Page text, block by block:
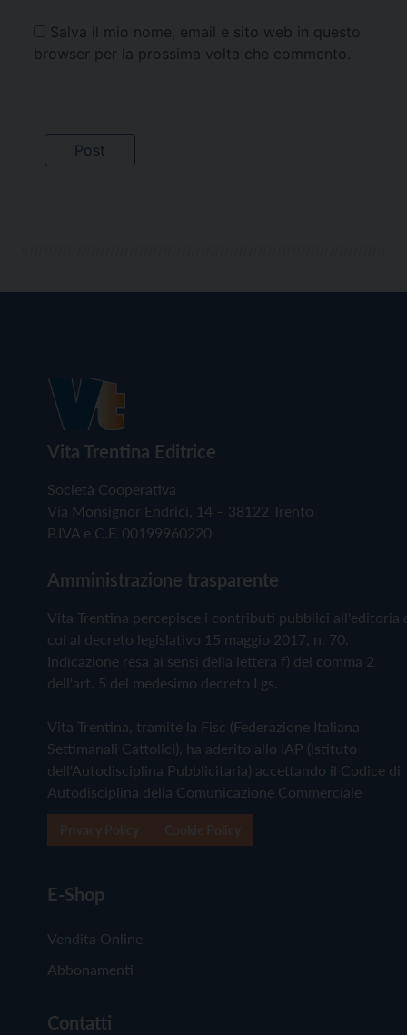
Salva il mio nome, email e sito web in questo
browser per la prossima volta che commento.
Vita Trentina Editrice
Società Cooperativa
Via Monsignor Endrici, 14 – 38122 Trento
P.IVA e C.F. 00199960220
Amministrazione trasparente
Vita Trentina percepisce i contributi pubblici all'editoria
cui al decreto legislativo 15 maggio 2017, n. 70.
Indicazione resa ai sensi della lettera f) del comma 2
dell'art. 5 del medesimo decreto Lgs.
Vita Trentina, tramite la Fisc (Federazione Italiana
Settimanali Cattolici), ha aderito allo IAP (Istituto
dell'Autodisciplina Pubblicitaria) accettando il Codice di
Autodisciplina della Comunicazione Commerciale
E-Shop
Vendita Online
Abbonamenti
Contatti